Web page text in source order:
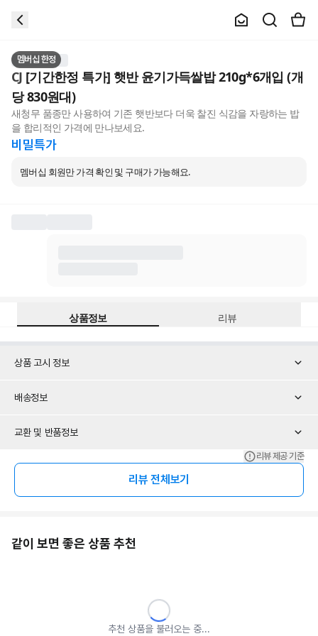
멤버십 한정
CJ [기간한정 특가] 햇반 윤기가득쌀밥 210g*6개입 (개
당 830원대)
새청무 품종만 사용하여 기존 햇반보다 더욱 찰진 식감을 자랑하는 밥
을 합리적인 가격에 만나보세요.
비밀특가
멤버십 회원만 가격 확인 및 구매가 가능해요.
상품정보 리뷰
상품 고시 정보
배송정보
교환 및 반품정보
리뷰 제공 기준
리뷰 전체보기
같이 보면 좋은 상품 추천
추천 상품을 불러오는 중...